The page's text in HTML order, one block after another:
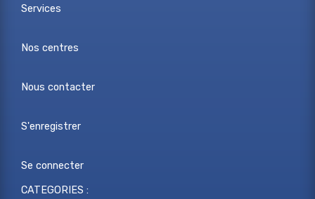
Services
Nos centres
Nous contacter
S'enregistrer
Se connecter
CATEGORIES :